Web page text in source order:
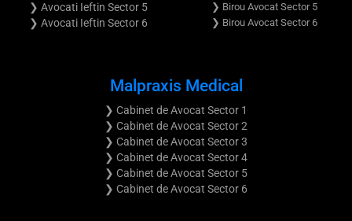
❯ Avocati Ieftin Sector 5
❯ Avocati Ieftin Sector 6
❯ Birou Avocat Sector 5
❯ Birou Avocat Sector 6
Malpraxis Medical
❯ Cabinet de Avocat Sector 1
❯ Cabinet de Avocat Sector 2
❯ Cabinet de Avocat Sector 3
❯ Cabinet de Avocat Sector 4
❯ Cabinet de Avocat Sector 5
❯ Cabinet de Avocat Sector 6